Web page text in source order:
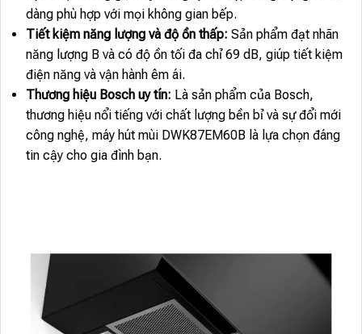
dàng phù hợp với mọi không gian bếp.
Tiết kiệm năng lượng và độ ồn thấp: Sản phẩm đạt nhãn
năng lượng B và có độ ồn tối đa chỉ 69 dB, giúp tiết kiệm
điện năng và vận hành êm ái.
Thương hiệu Bosch uy tín: Là sản phẩm của Bosch,
thương hiệu nổi tiếng với chất lượng bền bỉ và sự đổi mới
công nghệ, máy hút mùi DWK87EM60B là lựa chọn đáng
tin cậy cho gia đình bạn.